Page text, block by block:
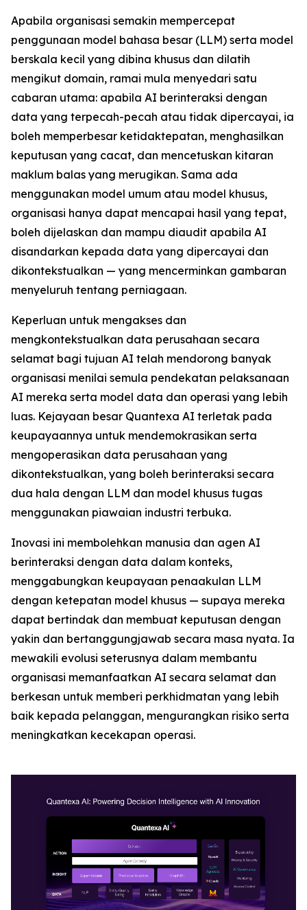
Apabila organisasi semakin mempercepat
penggunaan model bahasa besar (LLM) serta model
berskala kecil yang dibina khusus dan dilatih
mengikut domain, ramai mula menyedari satu
cabaran utama: apabila AI berinteraksi dengan
data yang terpecah-pecah atau tidak dipercayai, ia
boleh memperbesar ketidaktepatan, menghasilkan
keputusan yang cacat, dan mencetuskan kitaran
maklum balas yang merugikan. Sama ada
menggunakan model umum atau model khusus,
organisasi hanya dapat mencapai hasil yang tepat,
boleh dijelaskan dan mampu diaudit apabila AI
disandarkan kepada data yang dipercayai dan
dikontekstualkan — yang mencerminkan gambaran
menyeluruh tentang perniagaan.
Keperluan untuk mengakses dan
mengkontekstualkan data perusahaan secara
selamat bagi tujuan AI telah mendorong banyak
organisasi menilai semula pendekatan pelaksanaan
AI mereka serta model data dan operasi yang lebih
luas. Kejayaan besar Quantexa AI terletak pada
keupayaannya untuk mendemokrasikan serta
mengoperasikan data perusahaan yang
dikontekstualkan, yang boleh berinteraksi secara
dua hala dengan LLM dan model khusus tugas
menggunakan piawaian industri terbuka.
Inovasi ini membolehkan manusia dan agen AI
berinteraksi dengan data dalam konteks,
menggabungkan keupayaan penaakulan LLM
dengan ketepatan model khusus — supaya mereka
dapat bertindak dan membuat keputusan dengan
yakin dan bertanggungjawab secara masa nyata. Ia
mewakili evolusi seterusnya dalam membantu
organisasi memanfaatkan AI secara selamat dan
berkesan untuk memberi perkhidmatan yang lebih
baik kepada pelanggan, mengurangkan risiko serta
meningkatkan kecekapan operasi.